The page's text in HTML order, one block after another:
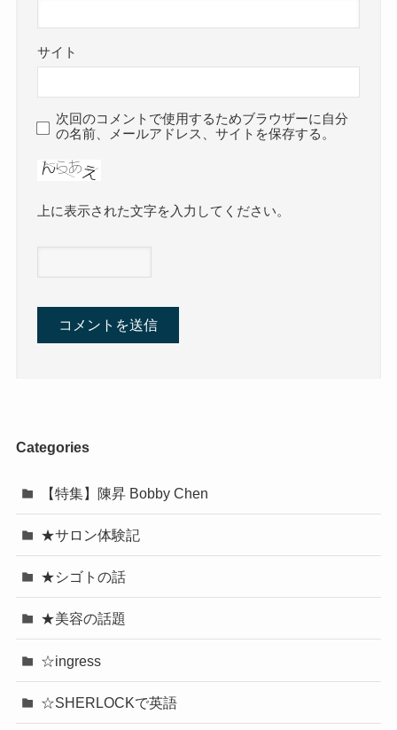
サイト
次回のコメントで使用するためブラウザーに自分
の名前、メールアドレス、サイトを保存する。
上に表示された文字を入力してください。
Categories
【特集】陳昇 Bobby Chen
★サロン体験記
★シゴトの話
★美容の話題
☆ingress
☆SHERLOCKで英語